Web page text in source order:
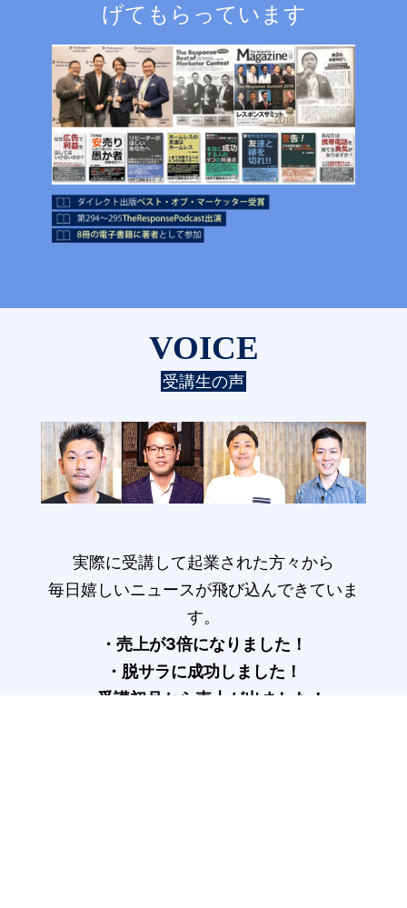
げてもらっています
VOICE
受講生の声
実際に受講して起業された方々から
毎日嬉しいニュースが飛び込んできていま
す。
・売上が3倍になりました！
・脱サラに成功しました！
・受講初月から売上が出ました！